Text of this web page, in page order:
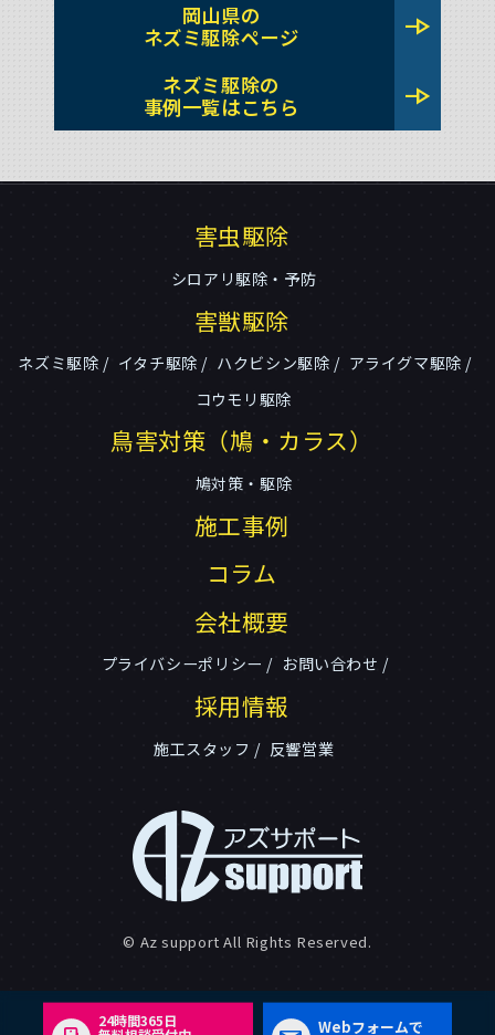
岡山県の
ネズミ駆除ページ
line_end_arrow
ネズミ駆除の
事例一覧はこちら
line_end_arrow
害虫駆除
シロアリ駆除・予防
害獣駆除
ネズミ駆除 イタチ駆除 ハクビシン駆除
アライグマ駆除
コウモリ駆除
鳥害対策（鳩・カラス）
鳩対策・駆除
施工事例
コラム
会社概要
プライバシーポリシー お問い合わせ
採用情報
施工スタッフ 反響営業
© Az support All Rights Reserved.
24時間365日 Webフォームで